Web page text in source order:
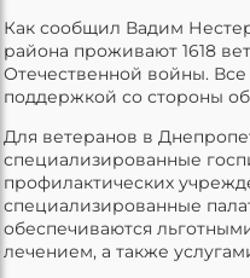
Как сообщил Вадим
района проживают 1618
Отечественной войны.
поддержкой со стороны
Для ветеранов в
специализированные
профилактических
специализированные
обеспечиваются
лечением, а также